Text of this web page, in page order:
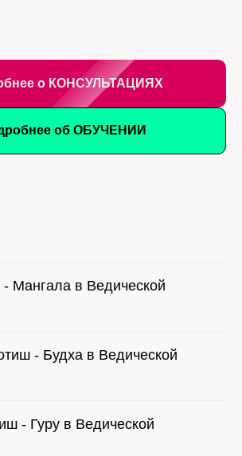
о КОНСУЛЬТАЦИЯХ
об ОБУЧЕНИИ
Мангала в Ведической
- Будха в Ведической
- Гуру в Ведической